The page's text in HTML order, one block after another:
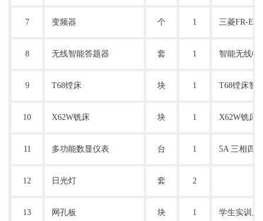
7 变频器 个 1 三菱FR-
8 无线智能答题器 套 1 智能无线收
9 T68镗床 块 1 T68镗床智
10 X62W铣床 块 1 X62W铣床
11 多功能数显仪表 台 1 5A 三相四
12 日光灯 套 2
13 网孔板 块 1 学生实训用